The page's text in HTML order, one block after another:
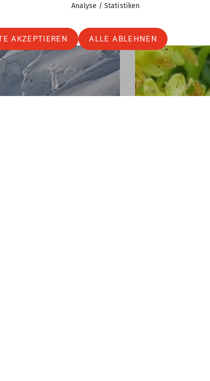
Analyse / Statistiken
AKZEPTIEREN ALLE ABLEHNEN